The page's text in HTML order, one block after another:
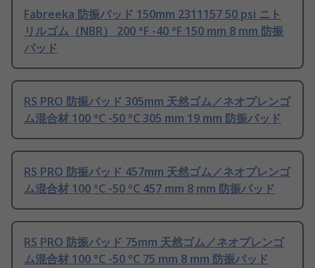
Fabreeka 防振パッド 150mm 2311157 50 psi ニト
リルゴム（NBR） 200 °F -40 °F 150 mm 8 mm 防振
パッド
RS PRO 防振パッド 305mm 天然ゴム／ネオプレンゴ
ム混合材 100 °C -50 °C 305 mm 19 mm 防振パッド
RS PRO 防振パッド 457mm 天然ゴム／ネオプレンゴ
ム混合材 100 °C -50 °C 457 mm 8 mm 防振パッド
RS PRO 防振パッド 75mm 天然ゴム／ネオプレンゴ
ム混合材 100 °C -50 °C 75 mm 8 mm 防振パッド